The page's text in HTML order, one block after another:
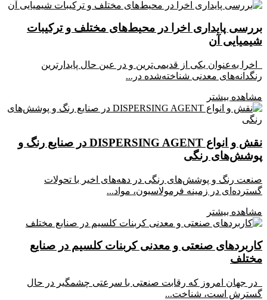
بررسی پایداری اخرا در محیط‌های مختلف و ترکیبات
شیمیایی آن
اخرا به‌عنوان یکی از قدیمی‌ترین و در عین حال پایدارترین
رنگدانه‌های معدنی شناخته‌شده در...
مشاهده بیشتر
نقش و انواع DISPERSING AGENT در صنایع رنگ و
پوشش‌های رنگی
صنعت رنگ و پوشش‌های رنگی در دهه‌های اخیر با تحولات
گسترده‌ای در زمینه فرمولاسیون، مواد...
مشاهده بیشتر
کاربردهای صنعتی و معدنی کربنات کلسیم در صنایع
مختلف
در جهان امروز که رقابت صنعتی با سرعتی چشمگیر در حال
گسترش است، شناخت...